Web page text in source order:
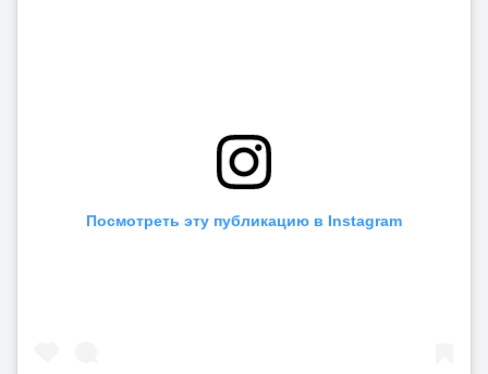
Посмотреть эту публикацию в Instagram